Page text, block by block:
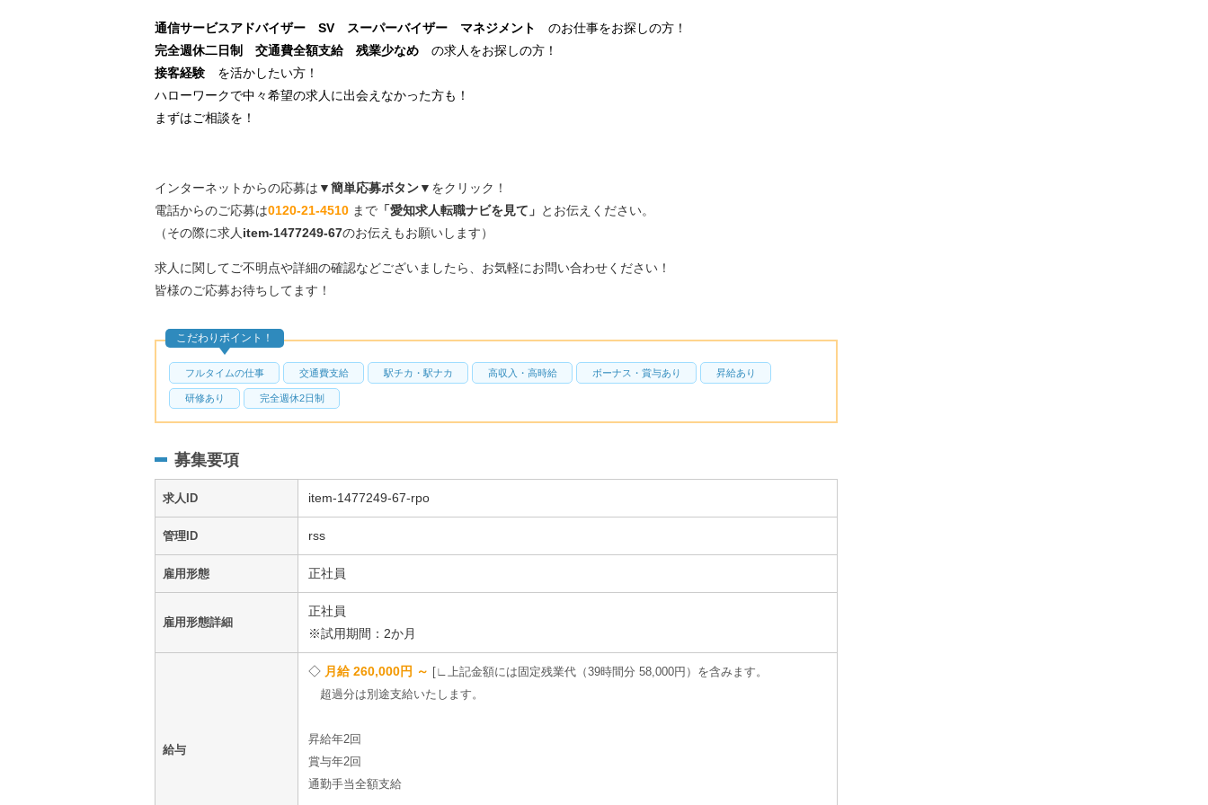
通信サービスアドバイザー SV スーパーバイザー マネジメント
のお仕事をお探しの方！
完全週休二日制 交通費全額支給 残業少なめ の求人をお探しの方！
接客経験 を活かしたい方！
ハローワークで中々希望の求人に出会えなかった方も！
まずはご相談を！
インターネットからの応募は▼簡単応募ボタン▼をクリック！
電話からのご応募は0120-21-4510 まで 「愛知求人転職ナビを見て」 とお伝えください。
（その際に求人item-1477249-67のお伝えもお願いします）
求人に関してご不明点や詳細の確認などございましたら、お気軽にお問い合わせください！
皆様のご応募お待ちしてます！
フルタイムの仕事 交通費支給 駅チカ・駅ナカ 高収入・高時給 ボーナス・賞与あり 昇給あり
研修あり 完全週休2日制
こだわりポイント！
募集要項
求人ID item-1477249-67-rpo
管理ID rss
雇用形態 正社員
雇用形態詳細
正社員
※試用期間：2か月
給与
月給 260,000円 ～
∟上記金額には固定残業代（39時間分 58,000円）を含みます。
超過分は別途支給いたします。
昇給年2回
賞与年2回
通勤手当全額支給